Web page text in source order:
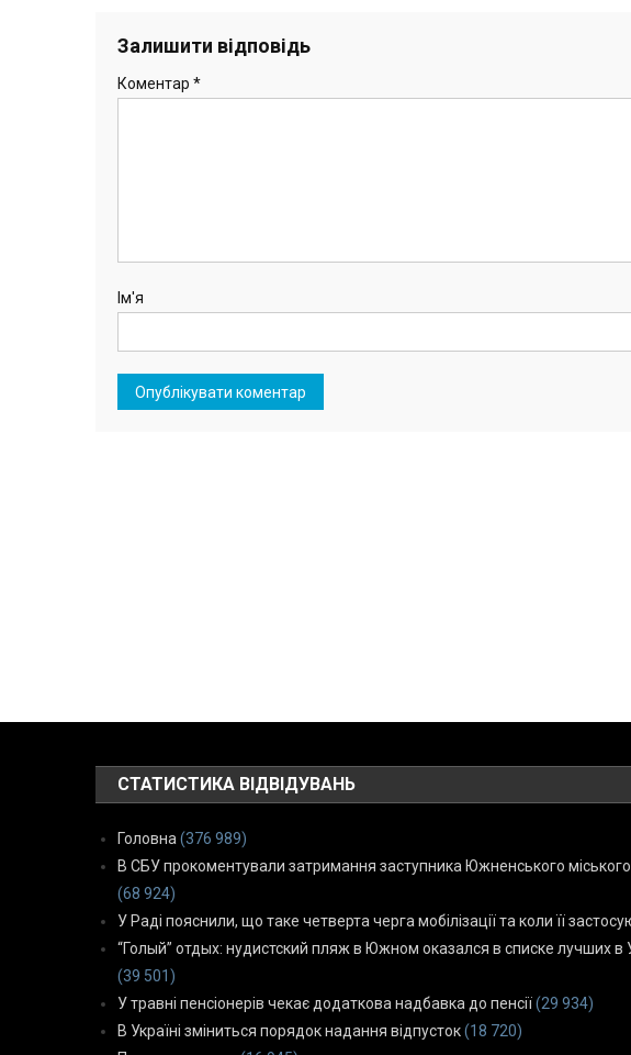
Залишити відповідь
Коментар *
Ім'я
СТАТИСТИКА ВІДВІДУВАНЬ
Головна (376 989)
В СБУ прокоментували затримання заступника Южненського
(68 924)
У Раді пояснили, що таке четверта черга мобілізації та коли її
“Голый” отдых: нудистский пляж в Южном оказался в списке лучших в
(39 501)
У травні пенсіонерів чекає додаткова надбавка до пенсії (29 934)
В Україні зміниться порядок надання відпусток (18 720)